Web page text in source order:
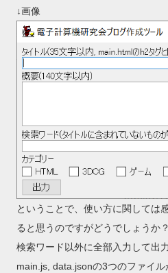
↓画像
ということで、使い方に関しては
ると思うのですがどうでしょうか？
検索ワード以外に全部入力して出
main.js, data.jsonの3つのファイ